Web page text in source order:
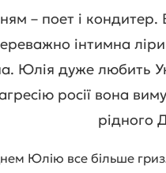
– поет і
інтимна
Юлія дуже любить
росії вона
рідного
Юлію все більше